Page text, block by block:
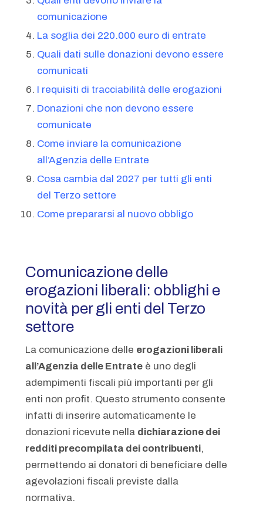
comunicazione
La soglia dei 220.000 euro di entrate
Quali dati sulle donazioni devono essere
comunicati
I requisiti di tracciabilità delle erogazioni
Donazioni che non devono essere
comunicate
Come inviare la comunicazione
all’Agenzia delle Entrate
Cosa cambia dal 2027 per tutti gli enti
del Terzo settore
Come prepararsi al nuovo obbligo
Comunicazione delle
erogazioni liberali: obblighi e
novità per gli enti del Terzo
settore
La comunicazione delle erogazioni liberali
all’Agenzia delle Entrateè uno degli
adempimenti fiscali più importanti per gli
enti non profit. Questo strumento consente
infatti di inserire automaticamente le
donazioni ricevute nella dichiarazione dei
redditi precompilata dei contribuenti,
permettendo ai donatori di beneficiare delle
agevolazioni fiscali previste dalla
normativa.